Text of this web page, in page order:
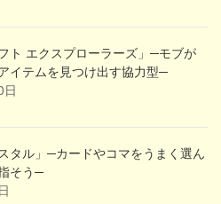
ト エクスプローラーズ」─モブが
イテムを見つけ出す協力型─
タル」─カードやコマをうまく選ん
そう─